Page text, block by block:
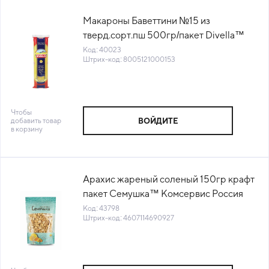
Макароны Баветтини №15 из
тверд.сорт.пш 500гр/пакет Divella™
Италия(КОД 40023) (+18°С)
Код: 40023
Штрих-код: 8005121000153
Чтобы
добавить товар
в корзину
ВОЙДИТЕ
Арахис жареный соленый 150гр крафт
пакет Семушка™ Комсервис Россия
(КОД 43798) (+18°С)
Код: 43798
Штрих-код: 4607114690927